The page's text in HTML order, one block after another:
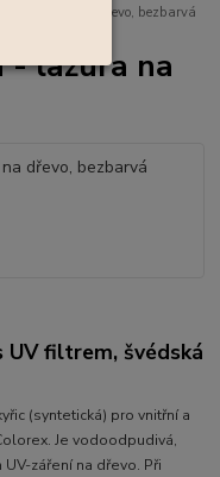
- lazura na dřevo, bezbarvá
- lazura na
UV filtrem, švédská
(syntetická) pro vnitřní a
Je vodoodpudivá,
záření na dřevo. Při